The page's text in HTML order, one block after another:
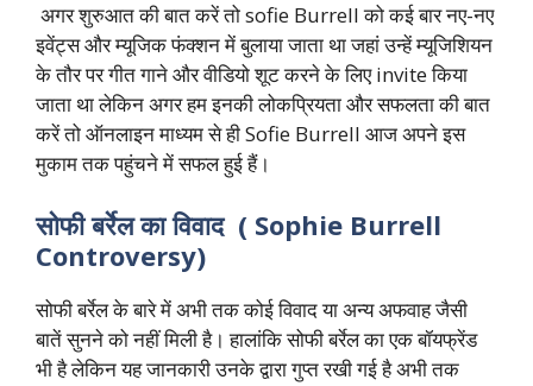
अगर शुरुआत की बात करें तो sofie Burrell को कई बार नए-नए
इवेंट्स और म्यूजिक फंक्शन में बुलाया जाता था जहां उन्हें म्यूजिशियन
के तौर पर गीत गाने और वीडियो शूट करने के लिए invite किया
जाता था लेकिन अगर हम इनकी लोकप्रियता और सफलता की बात
करें तो ऑनलाइन माध्यम से ही Sofie Burrell आज अपने इस
मुकाम तक पहुंचने में सफल हुई हैं।
सोफी बर्रेल का विवाद ( Sophie Burrell
Controversy)
सोफी बर्रेल के बारे में अभी तक कोई विवाद या अन्य अफवाह जैसी
बातें सुनने को नहीं मिली है। हालांकि सोफी बर्रेल का एक बॉयफ्रेंड
भी है लेकिन यह जानकारी उनके द्वारा गुप्त रखी गई है अभी तक